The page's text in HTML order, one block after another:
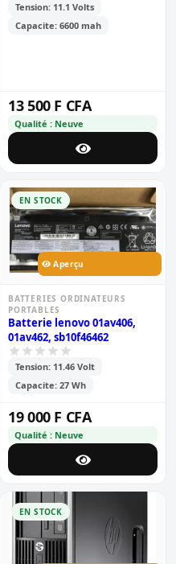
Tension: 11.1 Volts
Capacite: 6600 mah
13 500 F CFA
Qualité : Neuve
EN STOCK
Aperçu
BATTERIES ORDINATEURS
PORTABLES
Batterie lenovo 01av406,
01av462, sb10f46462
Tension: 11.46 Volt
Capacite: 27 Wh
19 000 F CFA
Qualité : Neuve
EN STOCK